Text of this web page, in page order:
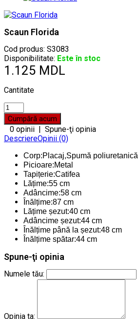
Scaun Florida
Cod produs: S3083
Disponibilitate: Este în stoc
1.125 MDL
Cantitate
0 opinii | Spune-ţi opinia
DescriereOpinii (0)
Corp:Placaj,Spumă poliuretanică
Picioare:Metal
Tapițerie:Catifea
Lățime:55 cm
Adâncime:58 cm
Înălțime:87 cm
Lățime șezut:40 cm
Adâncime șezut:44 cm
Înălțime până la șezut:48 cm
Înălțime spătar:44 cm
Spune-ţi opinia
Numele tău:
Opinia ta: